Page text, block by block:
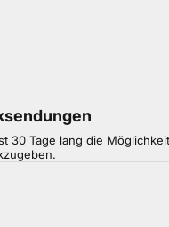
30 Tage lang die